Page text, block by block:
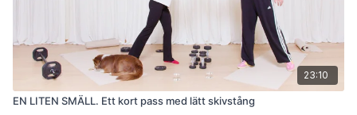
23:10
EN LITEN SMÄLL. Ett kort pass med lätt skivstång